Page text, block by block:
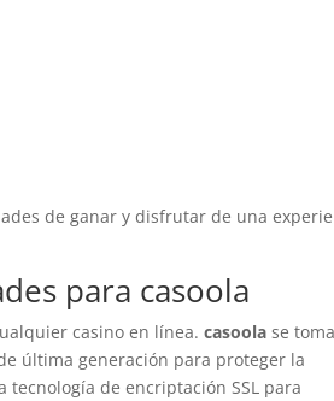
de ganar y disfrutar de una
para casoola
casino en línea.casoola se toma
última generación para proteger la
de encriptación SSL para